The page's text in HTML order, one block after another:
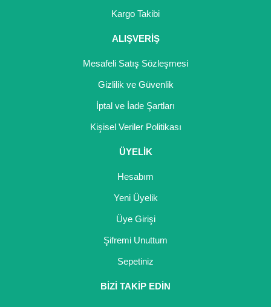
Kargo Takibi
ALIŞVERİŞ
Mesafeli Satış Sözleşmesi
Gizlilik ve Güvenlik
İptal ve İade Şartları
Kişisel Veriler Politikası
ÜYELİK
Hesabım
Yeni Üyelik
Üye Girişi
Şifremi Unuttum
Sepetiniz
BİZİ TAKİP EDİN